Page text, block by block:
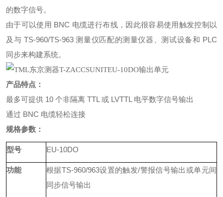
的数字信号。
由于可以使用 BNC 电缆进行布线，因此很容易使用触发控制以
及与 TS-960/TS-963 测量仪匹配的测量仪器、测试设备和 PLC
同步来构建系统。
产品特点：
最多可提供 10 个非隔离 TTL 或 LVTTL 电平数字信号输出
通过 BNC 电缆轻松连接
规格参数：
型号 EU-10DO
功能 根据TS-960/963设置的触发/警报信号输出或单元间
同步信号输出